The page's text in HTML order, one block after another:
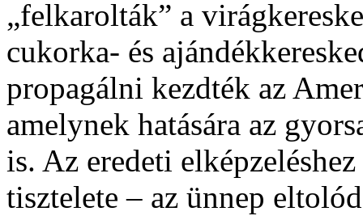
„felkarolták” a
cukorka- és
propagálni kezdték az
amelynek hatására az
is. Az eredeti
tisztelete – az ünnep